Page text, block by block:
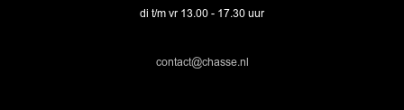
di t/m vr 13.00 - 17.30 uur
contact@chasse.nl